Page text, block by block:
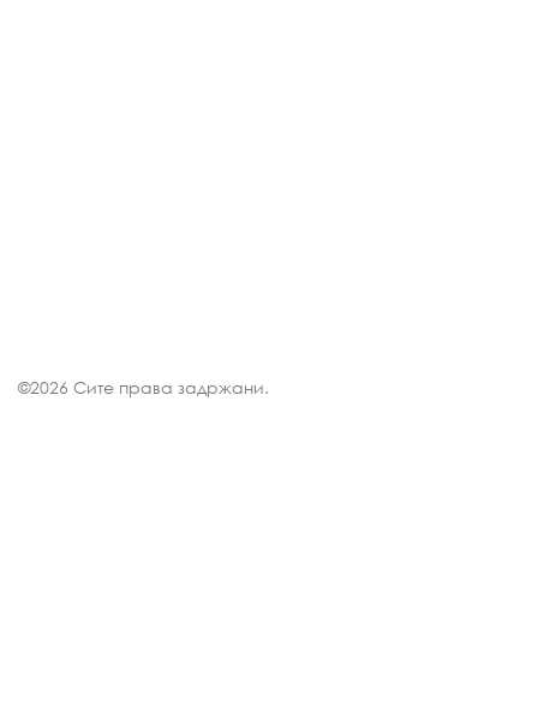
©2026 Сите права задржани.